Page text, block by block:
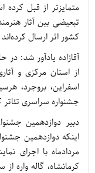
متمایزتر از قبل
تبعیضی بین آثار
کشور اثر ارسال
از استان مرکزی و
اسفراین، بروجرد،
جشنواره سراسری تئاتر
دبیر دوازدهمین
مردادماه با اجرای
کرمانشاه، گاله واره